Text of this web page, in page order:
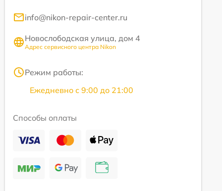
info@nikon-repair-center.ru
Новослободская улица, дом 4
Адрес сервисного центра Nikon
Режим работы:
Ежедневно с 9:00 до 21:00
Способы оплаты